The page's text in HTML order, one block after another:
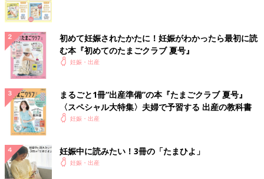
初めて妊娠されたかたに！妊娠がわかったら最初に読
む本『初めてのたまごクラブ 夏号』
妊娠・出産
まるごと1冊“出産準備”の本『たまごクラブ 夏号』
〈スペシャル大特集〉夫婦で予習する 出産の教科書
妊娠・出産
妊娠中に読みたい！3冊の「たまひよ」
妊娠・出産